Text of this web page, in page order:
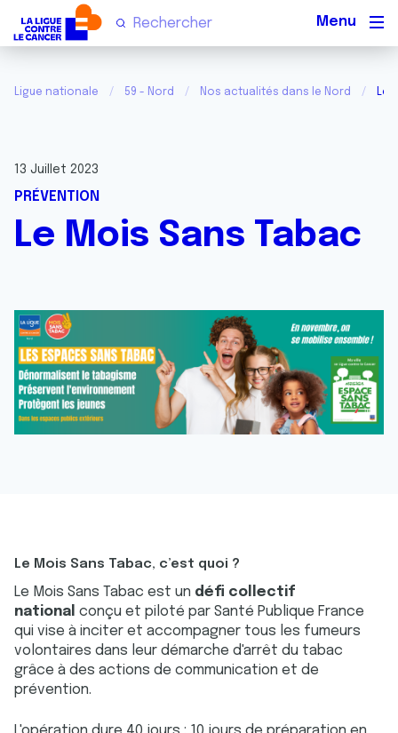
Ligue nationale 59 - Nord Nos actualités dans le Nord Le
13 Juillet 2023
PRÉVENTION
Le Mois Sans Tabac
Le Mois Sans Tabac, c’est quoi ?
Le Mois Sans Tabac est un défi collectif
national conçu et piloté par Santé Publique France
qui vise à inciter et accompagner tous les fumeurs
volontaires dans leur démarche d'arrêt du tabac
grâce à des actions de communication et de
prévention.